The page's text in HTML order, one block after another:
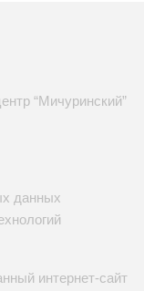
“Мичуринский”
данных
интернет-сайт